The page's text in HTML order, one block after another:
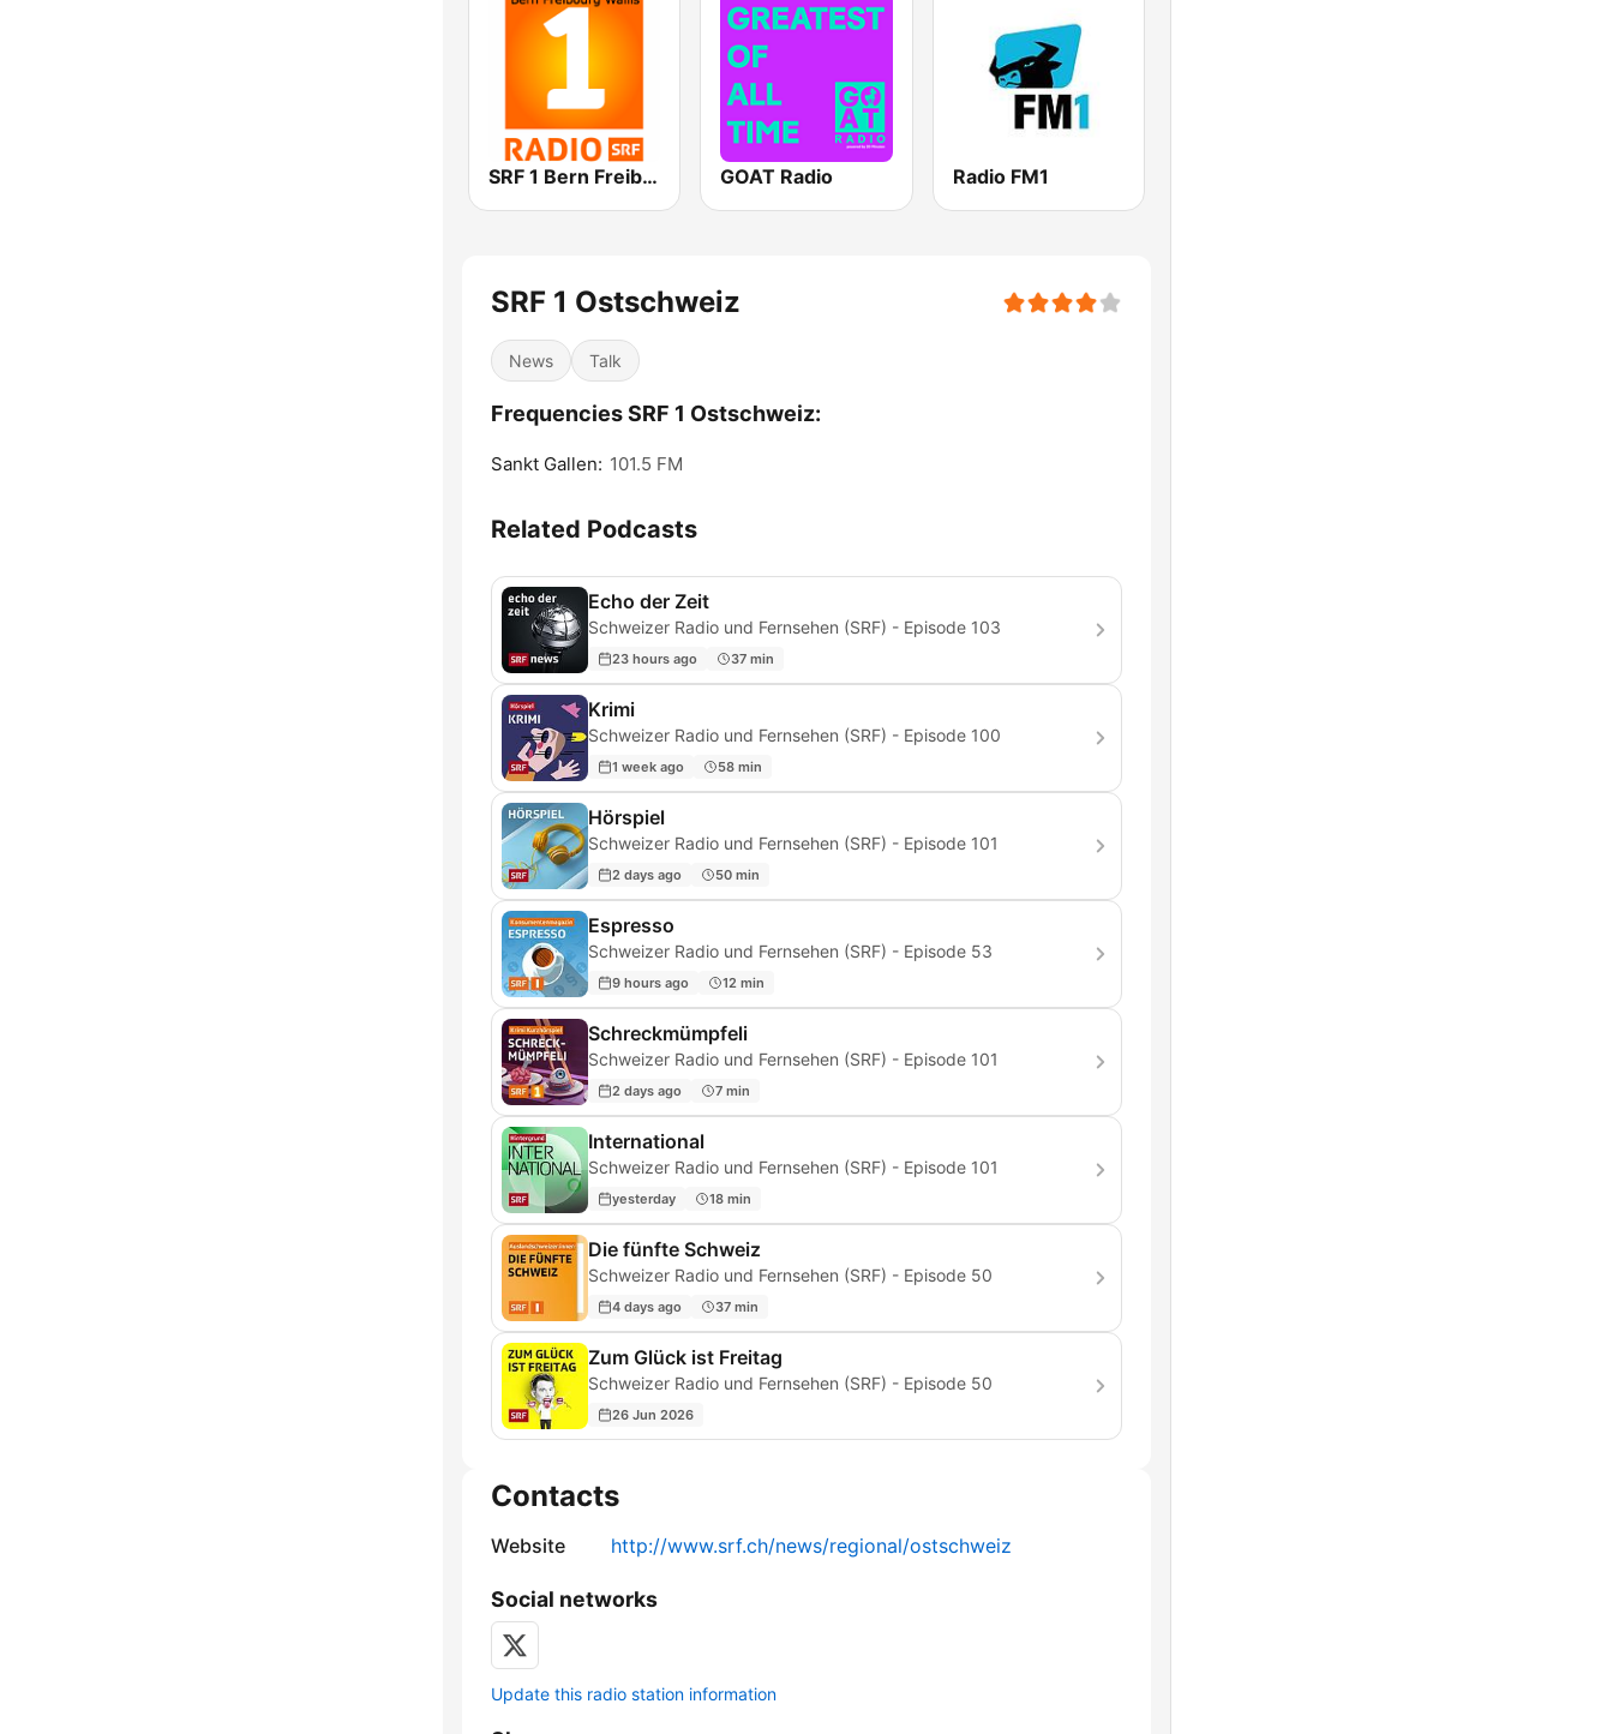
SRF 1 Bern Freibourg Wallis GOAT Radio Radio FM1
SRF 1 Ostschweiz
News Talk
Frequencies SRF 1 Ostschweiz:
Sankt Gallen: 101.5 FM
Related Podcasts
Echo der Zeit
Schweizer Radio und Fernsehen (SRF) - Episode 103
23 hours ago 37 min
Krimi
Schweizer Radio und Fernsehen (SRF) - Episode 100
1 week ago 58 min
Hörspiel
Schweizer Radio und Fernsehen (SRF) - Episode 101
2 days ago 50 min
Espresso
Schweizer Radio und Fernsehen (SRF) - Episode 53
9 hours ago 12 min
Schreckmümpfeli
Schweizer Radio und Fernsehen (SRF) - Episode 101
2 days ago 7 min
International
Schweizer Radio und Fernsehen (SRF) - Episode 101
yesterday 18 min
Die fünfte Schweiz
Schweizer Radio und Fernsehen (SRF) - Episode 50
4 days ago 37 min
Zum Glück ist Freitag
Schweizer Radio und Fernsehen (SRF) - Episode 50
26 Jun 2026
Contacts
Website http://www.srf.ch/news/regional/ostschweiz
Social networks
Update this radio station information